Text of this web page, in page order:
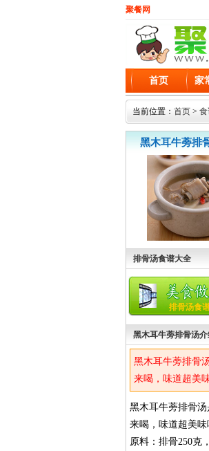
聚餐网
首页 家
当前位置： 首页 >
黑木耳牛蒡排
排骨汤食谱大全
排骨汤食
黑木耳牛蒡排骨汤
黑木耳牛蒡排骨
来喝，味道超美味
黑木耳牛蒡排骨
来喝，味道超美味
原料：排骨250克